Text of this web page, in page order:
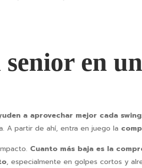
en
a aprovechar mejor cada swing
A partir de ahí, entra en juego la
Cuanto más baja es la
, especialmente en golpes cortos y